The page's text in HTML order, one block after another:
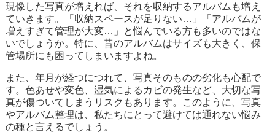
現像した写真が増えれば、それを収納するアルバムも増え
ていきます。「収納スペースが足りない…」「アルバムが
増えすぎて管理が大変…」と悩んでいる方も多いのではな
いでしょうか。特に、昔のアルバムはサイズも大きく、保
管場所にも困ってしまいますよね。
また、年月が経つにつれて、写真そのものの劣化も心配で
す。色あせや変色、湿気によるカビの発生など、大切な写
真が傷ついてしまうリスクもあります。このように、写真
やアルバム整理は、私たちにとって避けては通れない悩み
の種と言えるでしょう。